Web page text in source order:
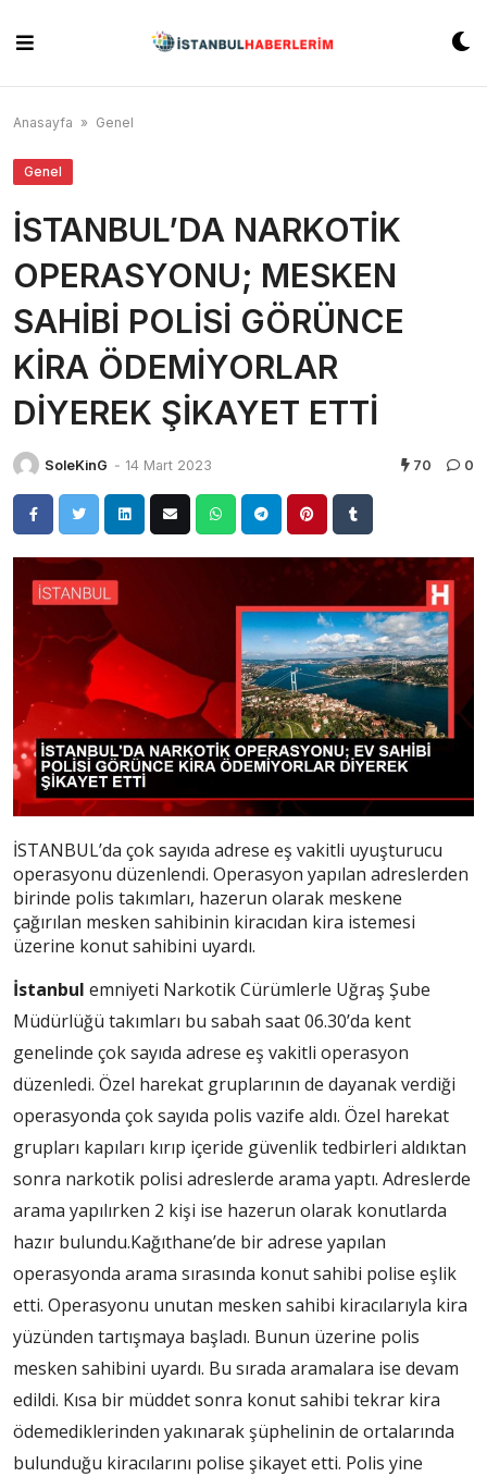
content
Anasayfa » Genel
Genel
İSTANBUL’DA NARKOTİK
OPERASYONU; MESKEN
SAHİBİ POLİSİ GÖRÜNCE
KİRA ÖDEMİYORLAR
DİYEREK ŞİKAYET ETTİ
SoleKinG - 14 Mart 2023 70 0
İSTANBUL’da çok sayıda adrese eş vakitli uyuşturucu
operasyonu düzenlendi. Operasyon yapılan adreslerden
birinde polis takımları, hazerun olarak meskene
çağırılan mesken sahibinin kiracıdan kira istemesi
üzerine konut sahibini uyardı.
İstanbul emniyeti Narkotik Cürümlerle Uğraş Şube
Müdürlüğü takımları bu sabah saat 06.30’da kent
genelinde çok sayıda adrese eş vakitli operasyon
düzenledi. Özel harekat gruplarının de dayanak verdiği
operasyonda çok sayıda polis vazife aldı. Özel harekat
grupları kapıları kırıp içeride güvenlik tedbirleri aldıktan
sonra narkotik polisi adreslerde arama yaptı. Adreslerde
arama yapılırken 2 kişi ise hazerun olarak konutlarda
hazır bulundu.Kağıthane’de bir adrese yapılan
operasyonda arama sırasında konut sahibi polise eşlik
etti. Operasyonu unutan mesken sahibi kiracılarıyla kira
yüzünden tartışmaya başladı. Bunun üzerine polis
mesken sahibini uyardı. Bu sırada aramalara ise devam
edildi. Kısa bir müddet sonra konut sahibi tekrar kira
ödemediklerinden yakınarak şüphelinin de ortalarında
bulunduğu kiracılarını polise şikayet etti. Polis yine